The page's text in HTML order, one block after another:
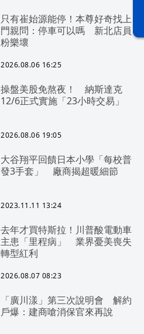
漢光42演習
只有崔始源能停！本尊好奇找上
門親問：停車可以嗎 新北店員
粉樂壞
2026.08.06 16:25
操盤美股免熬夜！ 納斯達克
12/6正式實施「23小時交易」
2026.08.06 19:05
大谷翔平回饋日本小學「每校普
發3手套」 廠商揭超暖細節
2023.11.11 13:24
去年才買特斯拉！川普酸電動車
主患「里程病」 業界憂美喪失
轉型紅利
2026.08.07 08:23
「廣川漾」第三次說明會 解約
戶爆：建商嗆消保官來再說